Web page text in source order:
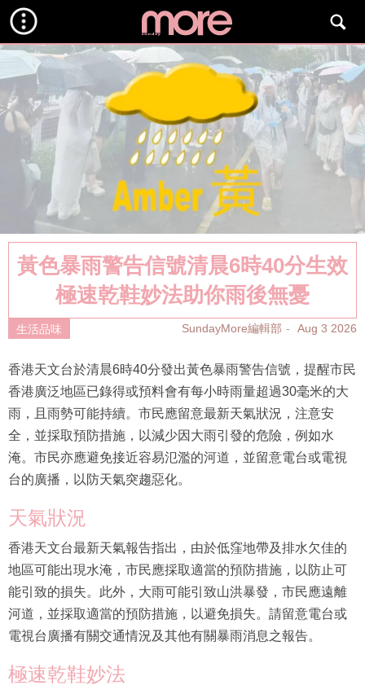
黃色暴雨警告信號清晨6時40分生效
極速乾鞋妙法助你雨後無憂
生活品味 SundayMore編輯部 Aug 3 2026
香港天文台於清晨6時40分發出黃色暴雨警告信號，提醒市民
香港廣泛地區已錄得或預料會有每小時雨量超過30毫米的大
雨，且雨勢可能持續。市民應留意最新天氣狀況，注意安
全，並採取預防措施，以減少因大雨引發的危險，例如水
淹。市民亦應避免接近容易氾濫的河道，並留意電台或電視
台的廣播，以防天氣突趨惡化。
天氣狀況
香港天文台最新天氣報告指出，由於低窪地帶及排水欠佳的
地區可能出現水淹，市民應採取適當的預防措施，以防止可
能引致的損失。此外，大雨可能引致山洪暴發，市民應遠離
河道，並採取適當的預防措施，以避免損失。請留意電台或
電視台廣播有關交通情況及其他有關暴雨消息之報告。
極速乾鞋妙法